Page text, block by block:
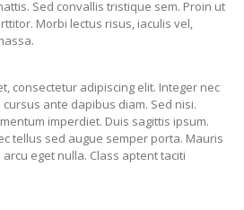
Sed convallis tristique sem. Proin ut
Morbi lectus risus, iaculis vel,
consectetur adipiscing elit. Integer nec
ante dapibus diam. Sed nisi.
imperdiet. Duis sagittis ipsum.
tellus sed augue semper porta. Mauris
eget nulla. Class aptent taciti